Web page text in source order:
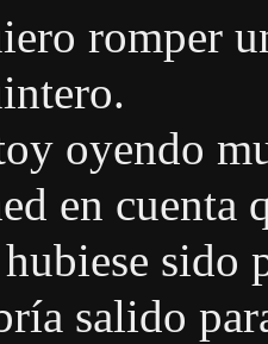
romper
oyendo
en cuenta
sido
salido